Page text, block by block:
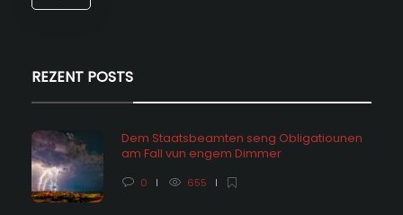
REZENT POSTS
Dem Staatsbeamten seng Obligatiounen
am Fall vun engem Dimmer
0 655